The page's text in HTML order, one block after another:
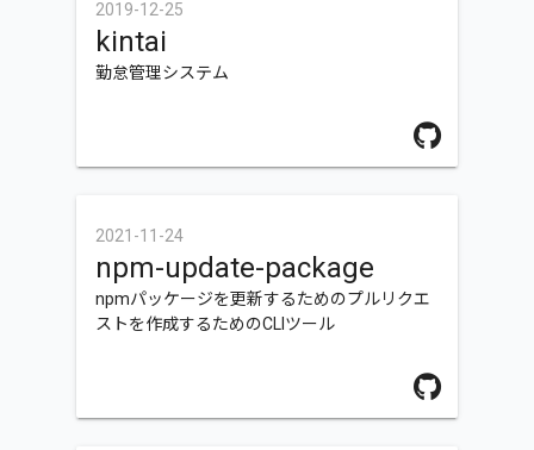
2019-12-25
kintai
勤怠管理システム
2021-11-24
npm-update-package
npmパッケージを更新するためのプルリクエ
ストを作成するためのCLIツール